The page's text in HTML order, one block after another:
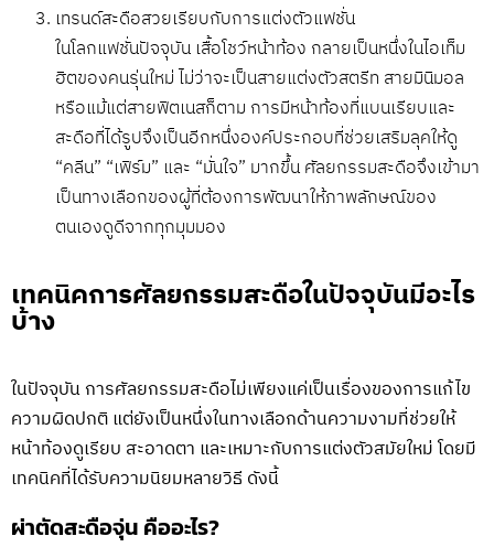
เทรนด์สะดือสวยเรียบกับการแต่งตัวแฟชั่น
ในโลกแฟชั่นปัจจุบัน เสื้อโชว์หน้าท้อง กลายเป็นหนึ่งในไอเท็ม
ฮิตของคนรุ่นใหม่ ไม่ว่าจะเป็นสายแต่งตัวสตรีท สายมินิมอล
หรือแม้แต่สายฟิตเนสก็ตาม การมีหน้าท้องที่แบนเรียบและ
สะดือที่ได้รูปจึงเป็นอีกหนึ่งองค์ประกอบที่ช่วยเสริมลุคให้ดู
“คลีน” “เฟิร์ม” และ “มั่นใจ” มากขึ้น ศัลยกรรมสะดือจึงเข้ามา
เป็นทางเลือกของผู้ที่ต้องการพัฒนาให้ภาพลักษณ์ของ
ตนเองดูดีจากทุกมุมมอง
เทคนิคการศัลยกรรมสะดือในปัจจุบันมีอะไร
บ้าง
ในปัจจุบัน การศัลยกรรมสะดือไม่เพียงแค่เป็นเรื่องของการแก้ไข
ความผิดปกติ แต่ยังเป็นหนึ่งในทางเลือกด้านความงามที่ช่วยให้
หน้าท้องดูเรียบ สะอาดตา และเหมาะกับการแต่งตัวสมัยใหม่ โดยมี
เทคนิคที่ได้รับความนิยมหลายวิธี ดังนี้
ผ่าตัดสะดือจุ่น คืออะไร?